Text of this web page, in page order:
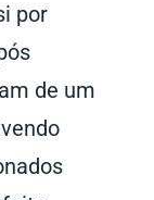
por
de um